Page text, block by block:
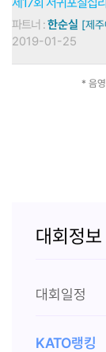
파트너 :한순실 [제
2019-01-25
* 음
대회정보
대회일정
KATO랭킹